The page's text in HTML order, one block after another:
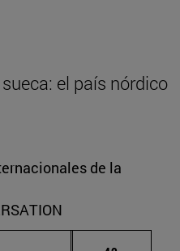
el país nórdico
de la